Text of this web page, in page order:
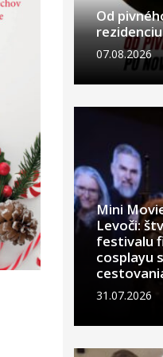
Od
rezidenciu
07.08.2026
Mini
Levoči:
festivalu
cosplayu
31.07.2026